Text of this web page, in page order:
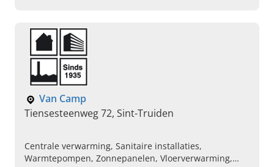
toestellen, Keuring van ketel, Reparatie van sanitaire
installaties, Vloerverwarming
Van Camp
Tiensesteenweg 72, Sint-Truiden
Centrale verwarming, Sanitaire installaties,
Warmtepompen, Zonnepanelen, Vloerverwarming,